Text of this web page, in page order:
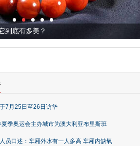
到底有多美？
7月25日至26日访华
季奥运会主办城市为澳大利亚布里斯班
员口述：车厢外水有一人多高 车厢内缺氧